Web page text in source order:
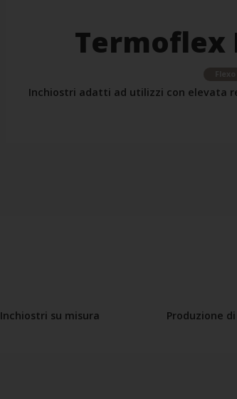
Termoflex
Inchiostri adatti ad utilizzi con elevata
Inchiostri su misura Produzione